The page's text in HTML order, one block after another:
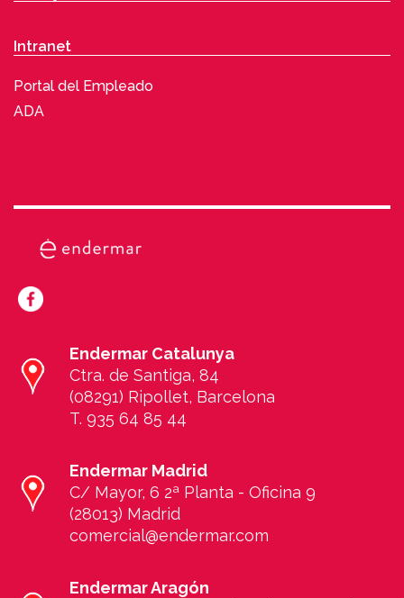
Intranet
Portal del Empleado
ADA
Endermar Catalunya
Ctra. de Santiga, 84
(08291) Ripollet, Barcelona
T. 935 64 85 44
Endermar Madrid
C/ Mayor, 6 2ª Planta - Oficina 9
(28013) Madrid
comercial@endermar.com
Endermar Aragón